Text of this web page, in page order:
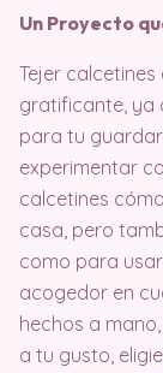
Un Proyecto
Tejer
gratificante, ya
para tu
experimentar
calcetines
casa, pero
como para
acogedor en
hechos a
a tu gusto,